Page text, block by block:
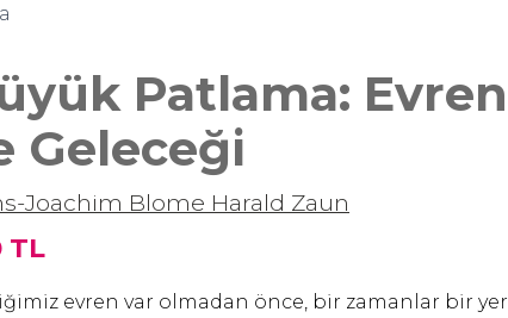
Patlama:
Geleceği
Joachim Blome Harald Zaun
TL
evren var olmadan önce, bir zamanlar bir